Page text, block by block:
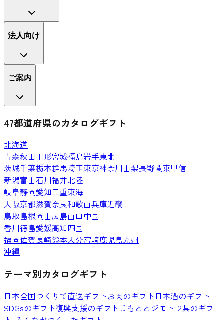
法人向け
ご案内
47都道府県のカタログギフト
北海道
青森秋田 山形宮城福島岩手東北
茨城千葉栃木群馬埼玉東京神奈川山梨長野関東甲信
新潟富山石川福井北陸
岐阜静岡愛知三重東海
大阪京都滋賀奈良和歌山兵庫近畿
鳥取島根岡山広島山口 中国
香川徳島愛媛高知四国
福岡佐賀長崎熊本大分宮崎鹿児島九州
沖縄
テーマ別カタログギフト
日本全国つくりて直送ギフトお肉のギフト 日本酒のギフト
SDGsのギフト復興支援のギフト じもととジモト-2県のギフ